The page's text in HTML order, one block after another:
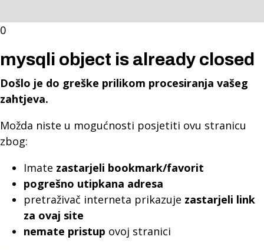
0
mysqli object is already closed
Došlo je do greške prilikom procesiranja vašeg
zahtjeva.
Možda niste u mogućnosti posjetiti ovu stranicu
zbog:
Imate zastarjeli bookmark/favorit
pogrešno utipkana adresa
pretraživač interneta prikazuje zastarjeli link
za ovaj site
nemate pristup ovoj stranici